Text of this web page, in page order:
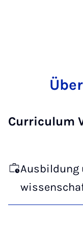
Curriculum
Ausbildung